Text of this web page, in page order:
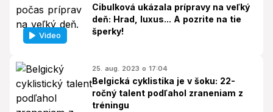
Video
Cibulková ukázala prípravy na veľký
deň: Hrad, luxus... A pozrite na tie
šperky!
25. aug. 2023 o 17:04
Belgická cyklistika je v šoku: 22-
ročný talent podľahol zraneniam z
tréningu